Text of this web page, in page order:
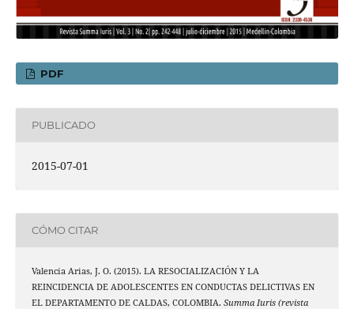
PDF
PUBLICADO
2015-07-01
CÓMO CITAR
Valencia Arias, J. O. (2015). LA RESOCIALIZACIÓN Y LA
REINCIDENCIA DE ADOLESCENTES EN CONDUCTAS DELICTIVAS EN
EL DEPARTAMENTO DE CALDAS, COLOMBIA. Summa Iuris (revista